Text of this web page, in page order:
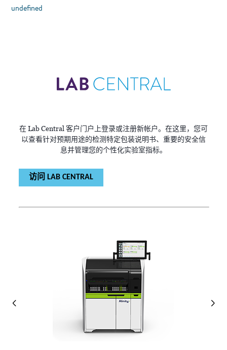
undefined
在 Lab Central 客户门户上登录或注册新帐户。在这里，您可
以查看针对预期用途的检测特定包装说明书、重要的安全信
息并管理您的个性化实验室指标。
访问 LAB CENTRAL